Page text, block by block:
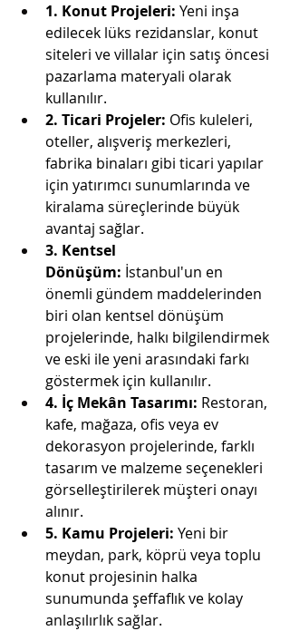
1. Konut Projeleri: Yeni inşa
edilecek lüks rezidanslar, konut
siteleri ve villalar için satış öncesi
pazarlama materyali olarak
kullanılır.
2. Ticari Projeler: Ofis kuleleri,
oteller, alışveriş merkezleri,
fabrika binaları gibi ticari yapılar
için yatırımcı sunumlarında ve
kiralama süreçlerinde büyük
avantaj sağlar.
3. Kentsel
Dönüşüm: İstanbul'un en
önemli gündem maddelerinden
biri olan kentsel dönüşüm
projelerinde, halkı bilgilendirmek
ve eski ile yeni arasındaki farkı
göstermek için kullanılır.
4. İç Mekân Tasarımı: Restoran,
kafe, mağaza, ofis veya ev
dekorasyon projelerinde, farklı
tasarım ve malzeme seçenekleri
görselleştirilerek müşteri onayı
alınır.
5. Kamu Projeleri: Yeni bir
meydan, park, köprü veya toplu
konut projesinin halka
sunumunda şeffaflık ve kolay
anlaşılırlık sağlar.